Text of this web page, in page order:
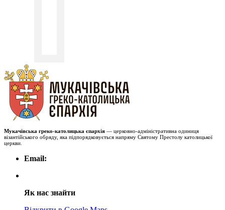
Мукачівська греко-католицька єпархія — церковно-адміністративна одиниця
візантійського обряду, яка підпорядковується напряму Святому Престолу католицької
церкви.
Email:
Як нас знайти